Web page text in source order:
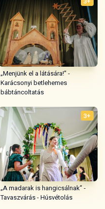
„Menjünk el a látására!” -
Karácsonyi betlehemes
bábtáncoltatás
3+
„A madarak is hangicsálnak” -
Tavaszvárás - Húsvétolás